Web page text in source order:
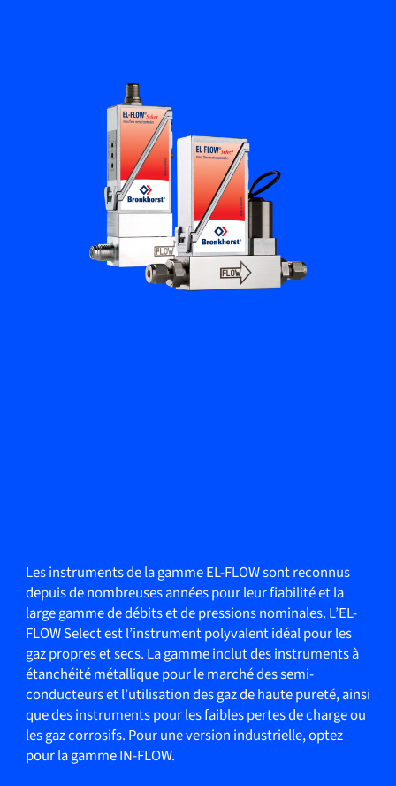
Bronkhorst
Les instruments de la gamme EL-FLOW sont reconnus
depuis de nombreuses années pour leur fiabilité et la
large gamme de débits et de pressions nominales. L’EL-
FLOW Select est l’instrument polyvalent idéal pour les
gaz propres et secs. La gamme inclut des instruments à
étanchéité métallique pour le marché des semi-
conducteurs et l’utilisation des gaz de haute pureté, ainsi
que des instruments pour les faibles pertes de charge ou
les gaz corrosifs. Pour une version industrielle, optez
pour la gamme IN-FLOW.